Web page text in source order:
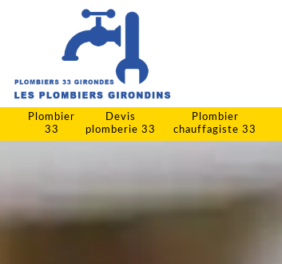
Plombier
33
Devis
plomberie 33
Plombier
chauffagiste 33